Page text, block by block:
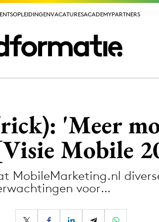
OPLEIDINGENVACATURESACADEMYPARTNERS
OPLEIDINGENVACATURESACADEMYPARTNERS
Media
Merkstrategie
PR
'Meer
Mobile
MobileMarketing.nl
voor…